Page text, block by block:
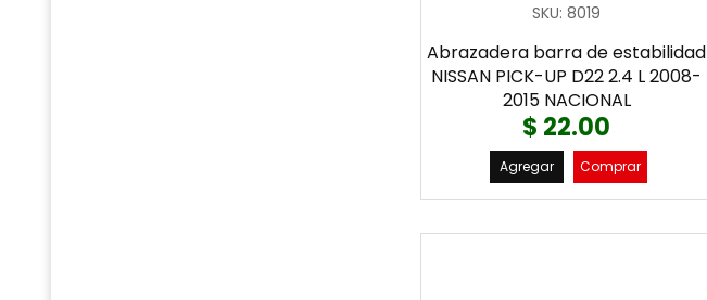
SKU:8019
Abrazadera barra de estabilidad
NISSAN PICK-UP D22 2.4 L 2008-
2015 NACIONAL
$ 22.00
Agregar Comprar